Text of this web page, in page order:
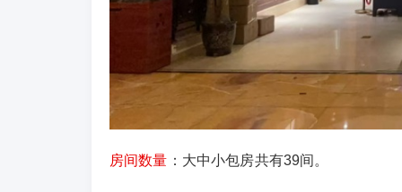
房间数量 ：大中小包房共有39间。